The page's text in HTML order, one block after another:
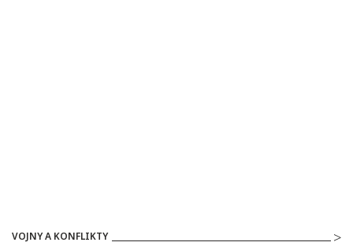
VOJNY A KONFLIKTY